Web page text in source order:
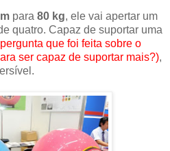
para 80 kg, ele vai apertar um
quatro. Capaz de suportar uma
que foi feita sobre o
ser capaz de suportar mais?),